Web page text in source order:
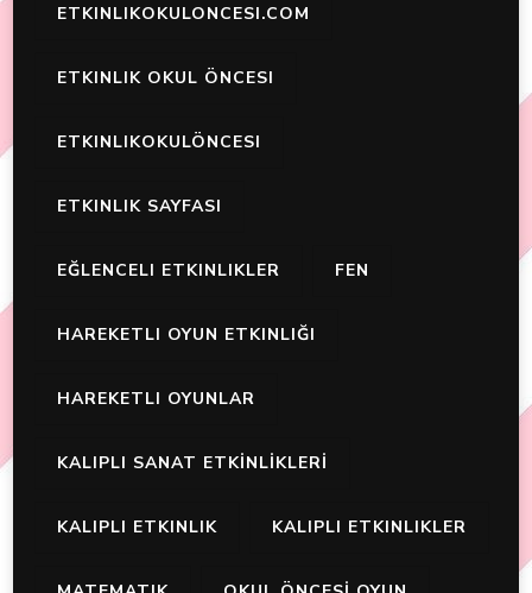
ETKINLIKOKULONCESI.COM
ETKINLIK OKUL ÖNCESI
ETKINLIKOKULÖNCESI
ETKINLIK SAYFASI
EĞLENCELI ETKINLIKLER FEN
HAREKETLI OYUN ETKINLIĞI
HAREKETLI OYUNLAR
KALIPLI SANAT ETKİNLİKLERİ
KALIPLI ETKINLIK KALIPLI ETKINLIKLER